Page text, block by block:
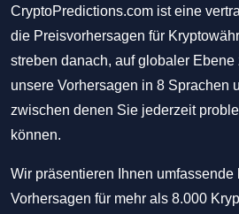
CryptoPredictions.com ist eine
die Preisvorhersagen für
streben danach, auf globaler
unsere Vorhersagen in 8 Sprachen
zwischen denen Sie jederzeit
können.
Wir präsentieren Ihnen
Vorhersagen für mehr als 8.000